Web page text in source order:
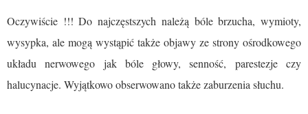
Oczywiście !!! Do najczęstszych należą bóle brzucha, wymioty,
wysypka, ale mogą wystąpić także objawy ze strony ośrodkowego
układu nerwowego jak bóle głowy, senność, parestezje czy
halucynacje. Wyjątkowo obserwowano także zaburzenia słuchu.